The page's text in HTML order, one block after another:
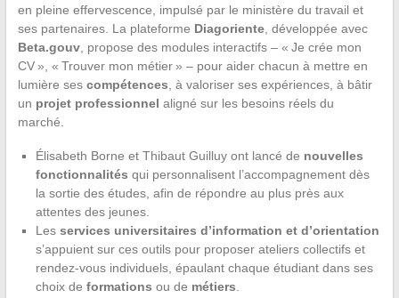
en pleine effervescence, impulsé par le ministère du travail et
ses partenaires. La plateforme Diagoriente, développée avec
Beta.gouv, propose des modules interactifs – « Je crée mon
CV », « Trouver mon métier » – pour aider chacun à mettre en
lumière ses compétences , à valoriser ses expériences, à bâtir
un projet professionnel aligné sur les besoins réels du
marché.
Élisabeth Borne et Thibaut Guilluy ont lancé de nouvelles
fonctionnalités qui personnalisent l’accompagnement dès
la sortie des études, afin de répondre au plus près aux
attentes des jeunes.
Les services universitaires d’information et d’orientation
s’appuient sur ces outils pour proposer ateliers collectifs et
rendez-vous individuels, épaulant chaque étudiant dans ses
choix de formations ou de métiers